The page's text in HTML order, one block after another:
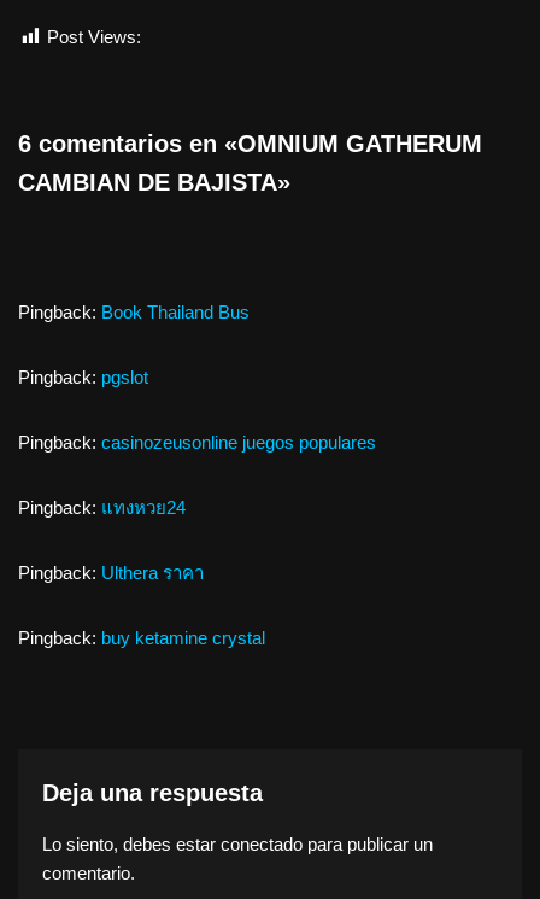
Post Views:
6 comentarios en «OMNIUM GATHERUM
CAMBIAN DE BAJISTA»
Pingback: Book Thailand Bus
Pingback: pgslot
Pingback: casinozeusonline juegos populares
Pingback: แทงหวย24
Pingback: Ulthera ราคา
Pingback: buy ketamine crystal
Deja una respuesta
Lo siento, debes estar conectado para publicar un
comentario.